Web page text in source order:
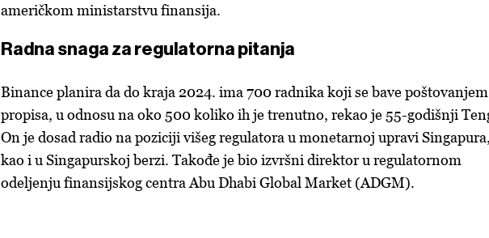
američkom ministarstvu finansija.
Radna snaga za regulatorna pitanja
Binance planira da do kraja 2024. ima 700 radnika koji se bave poštovanjem
propisa, u odnosu na oko 500 koliko ih je trenutno, rekao je 55-godišnji
On je dosad radio na poziciji višeg regulatora u monetarnoj upravi Singapura,
kao i u Singapurskoj berzi. Takođe je bio izvršni direktor u regulatornom
odeljenju finansijskog centra Abu Dhabi Global Market (ADGM).